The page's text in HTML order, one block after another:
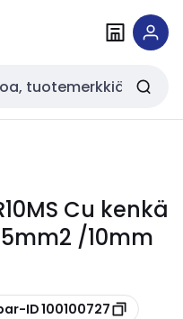
Cu kenkä
/10mm
ID 100100727